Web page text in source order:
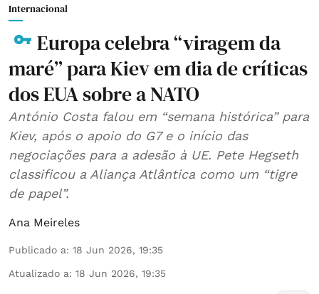
Internacional
Europa celebra “viragem da
maré” para Kiev em dia de críticas
dos EUA sobre a NATO
António Costa falou em “semana histórica” para
Kiev, após o apoio do G7 e o início das
negociações para a adesão à UE. Pete Hegseth
classificou a Aliança Atlântica como um “tigre
de papel”.
Ana Meireles
Publicado a: 18 Jun 2026, 19:35
Atualizado a: 18 Jun 2026, 19:35